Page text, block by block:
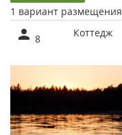
1 вариант размещения
8 Коттедж